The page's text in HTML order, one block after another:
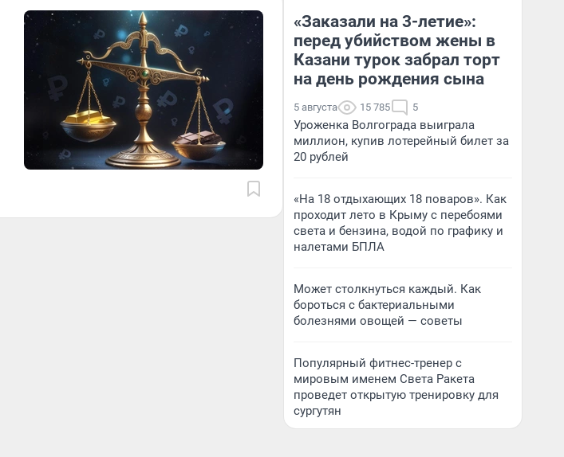
бизнесе
«Заказали на 3-летие»:
перед убийством жены в
Казани турок забрал торт
на день рождения сына
5 августа 15 785 5
Уроженка Волгограда выиграла
миллион, купив лотерейный билет за
20 рублей
«На 18 отдыхающих 18 поваров». Как
проходит лето в Крыму с перебоями
света и бензина, водой по графику и
налетами БПЛА
Может столкнуться каждый. Как
бороться с бактериальными
болезнями овощей — советы
Популярный фитнес-тренер с
мировым именем Света Ракета
проведет открытую тренировку для
сургутян